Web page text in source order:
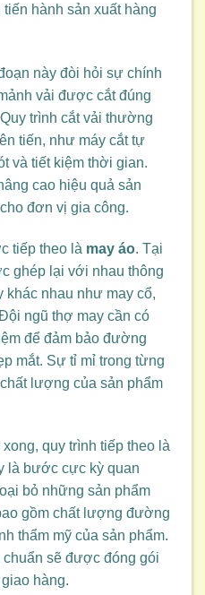
hành sản xuất hàng
này đòi hỏi sự chính
vải được cắt đúng
trình cắt vải thường
tiến, như máy cắt tự
và tiết kiệm thời gian.
cao hiệu quả sản
đơn vị gia công.
tiếp theo là may áo. Tại
ghép lại với nhau thông
khác nhau như may cổ,
ngũ thợ may cần có
để đảm bảo đường
mắt. Sự tỉ mỉ trong từng
lượng của sản phẩm
quy trình tiếp theo là
là bước cực kỳ quan
bỏ những sản phẩm
gồm chất lượng đường
thẩm mỹ của sản phẩm.
sẽ được đóng gói
hàng.